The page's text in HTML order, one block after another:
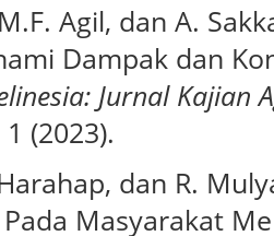
Agil, dan A.
Dampak dan
Jurnal
(2023).
dan R.
Masyarakat